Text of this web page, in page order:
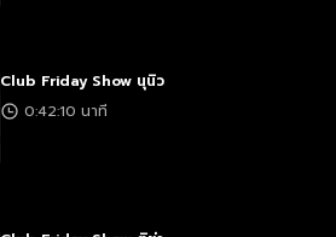
Club Friday Show นุนิว
0:42:10 นาที